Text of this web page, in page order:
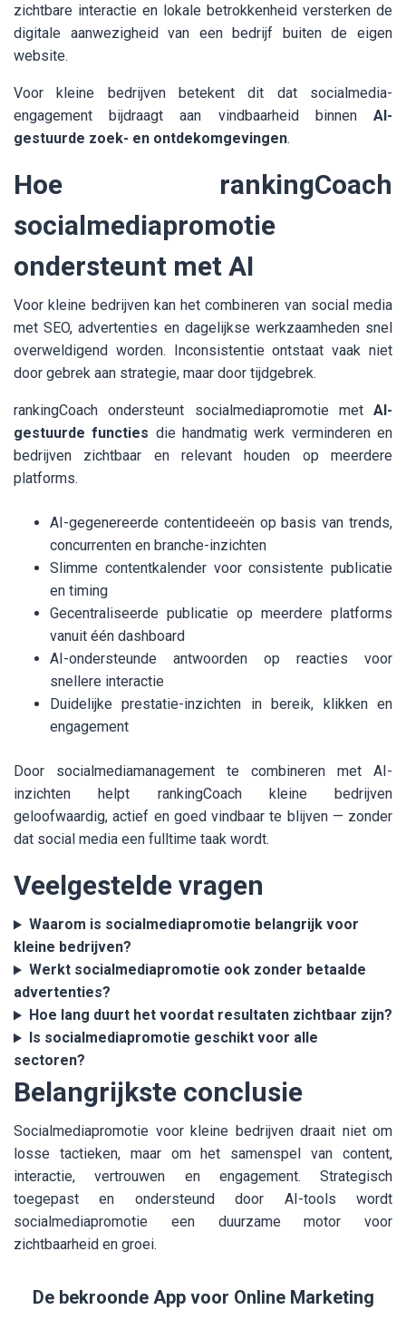
zichtbare interactie en lokale betrokkenheid versterken de
digitale aanwezigheid van een bedrijf buiten de eigen
website.
Voor kleine bedrijven betekent dit dat socialmedia-
engagement bijdraagt aan vindbaarheid binnen AI-
gestuurde zoek- en ontdekomgevingen.
Hoe rankingCoach
socialmediapromotie
ondersteunt met AI
Voor kleine bedrijven kan het combineren van social media
met SEO, advertenties en dagelijkse werkzaamheden snel
overweldigend worden. Inconsistentie ontstaat vaak niet
door gebrek aan strategie, maar door tijdgebrek.
rankingCoach ondersteunt socialmediapromotie met AI-
gestuurde functies die handmatig werk verminderen en
bedrijven zichtbaar en relevant houden op meerdere
platforms.
AI-gegenereerde contentideeën op basis van trends,
concurrenten en branche-inzichten
Slimme contentkalender voor consistente publicatie
en timing
Gecentraliseerde publicatie op meerdere platforms
vanuit één dashboard
AI-ondersteunde antwoorden op reacties voor
snellere interactie
Duidelijke prestatie-inzichten in bereik, klikken en
engagement
Door socialmediamanagement te combineren met AI-
inzichten helpt rankingCoach kleine bedrijven
geloofwaardig, actief en goed vindbaar te blijven — zonder
dat social media een fulltime taak wordt.
Veelgestelde vragen
Waarom is socialmediapromotie belangrijk voor
kleine bedrijven?
Werkt socialmediapromotie ook zonder betaalde
advertenties?
Hoe lang duurt het voordat resultaten zichtbaar zijn?
Is socialmediapromotie geschikt voor alle
sectoren?
Belangrijkste conclusie
Socialmediapromotie voor kleine bedrijven draait niet om
losse tactieken, maar om het samenspel van content,
interactie, vertrouwen en engagement. Strategisch
toegepast en ondersteund door AI-tools wordt
socialmediapromotie een duurzame motor voor
zichtbaarheid en groei.
De bekroonde App voor Online Marketing